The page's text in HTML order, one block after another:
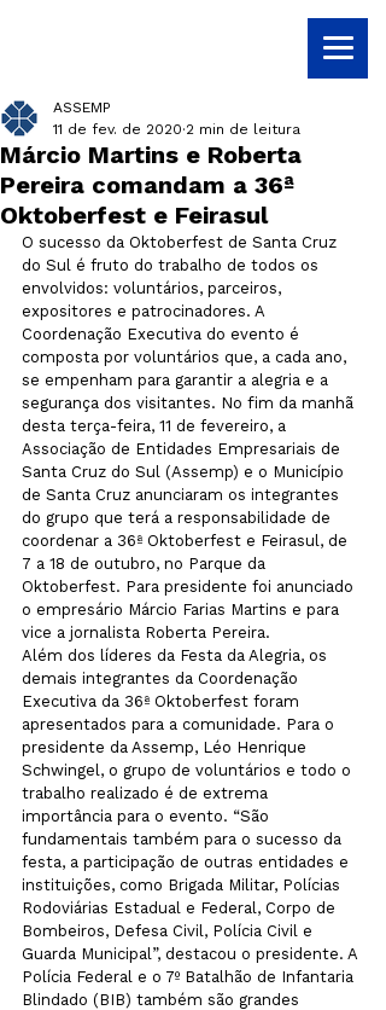
Márcio Martins e Roberta
Pereira comandam a 36ª
Oktoberfest e Feirasul
ASSEMP
11 de fev. de 2020 2 min de leitura
O sucesso da Oktoberfest de Santa Cruz
do Sul é fruto do trabalho de todos os
envolvidos: voluntários, parceiros,
expositores e patrocinadores. A
Coordenação Executiva do evento é
composta por voluntários que, a cada ano,
se empenham para garantir a alegria e a
segurança dos visitantes. No fim da manhã
desta terça-feira, 11 de fevereiro, a
Associação de Entidades Empresariais de
Santa Cruz do Sul (Assemp) e o Município
de Santa Cruz anunciaram os integrantes
do grupo que terá a responsabilidade de
coordenar a 36ª Oktoberfest e Feirasul, de
7 a 18 de outubro, no Parque da
Oktoberfest. Para presidente foi anunciado
o empresário Márcio Farias Martins e para
vice a jornalista Roberta Pereira.
Além dos líderes da Festa da Alegria, os
demais integrantes da Coordenação
Executiva da 36ª Oktoberfest foram
apresentados para a comunidade. Para o
presidente da Assemp, Léo Henrique
Schwingel, o grupo de voluntários e todo o
trabalho realizado é de extrema
importância para o evento. “São
fundamentais também para o sucesso da
festa, a participação de outras entidades e
instituições, como Brigada Militar, Polícias
Rodoviárias Estadual e Federal, Corpo de
Bombeiros, Defesa Civil, Polícia Civil e
Guarda Municipal”, destacou o presidente. A
Polícia Federal e o 7º Batalhão de Infantaria
Blindado (BIB) também são grandes